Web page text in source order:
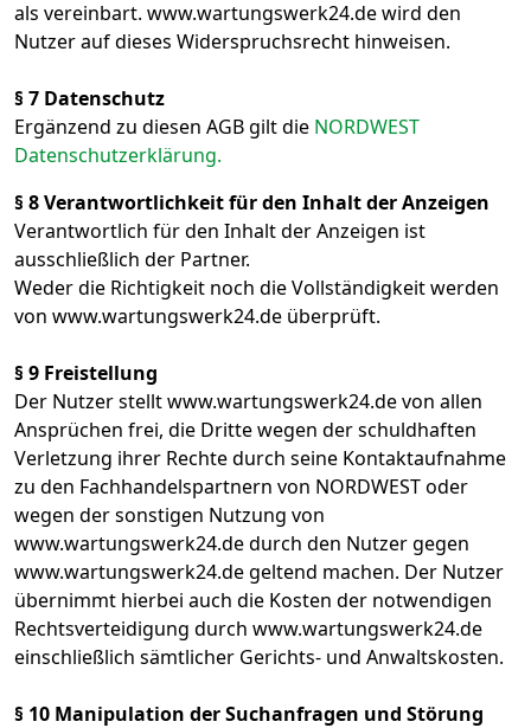
als vereinbart. www.wartungswerk24.de wird den
Nutzer auf dieses Widerspruchsrecht hinweisen.
§ 7 Datenschutz
Ergänzend zu diesen AGB gilt die NORDWEST
Datenschutzerklärung.
§ 8 Verantwortlichkeit für den Inhalt der Anzeigen
Verantwortlich für den Inhalt der Anzeigen ist
ausschließlich der Partner.
Weder die Richtigkeit noch die Vollständigkeit werden
von www.wartungswerk24.de überprüft.
§ 9 Freistellung
Der Nutzer stellt www.wartungswerk24.de von allen
Ansprüchen frei, die Dritte wegen der schuldhaften
Verletzung ihrer Rechte durch seine Kontaktaufnahme
zu den Fachhandelspartnern von NORDWEST oder
wegen der sonstigen Nutzung von
www.wartungswerk24.de durch den Nutzer gegen
www.wartungswerk24.de geltend machen. Der Nutzer
übernimmt hierbei auch die Kosten der notwendigen
Rechtsverteidigung durch www.wartungswerk24.de
einschließlich sämtlicher Gerichts- und Anwaltskosten.
§ 10 Manipulation der Suchanfragen und Störung